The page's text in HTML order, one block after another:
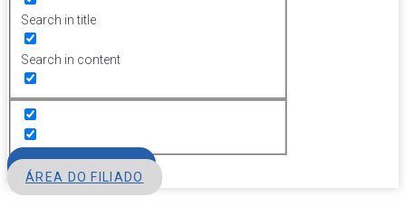
Search in title
Search in content
ÁREA DO FILIADO